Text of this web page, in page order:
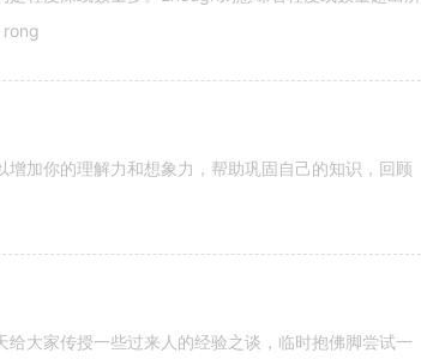
rong
加你的理解力和想象力，帮助巩固自己的知识，回顾
大家传授一些过来人的经验之谈，临时抱佛脚尝试一